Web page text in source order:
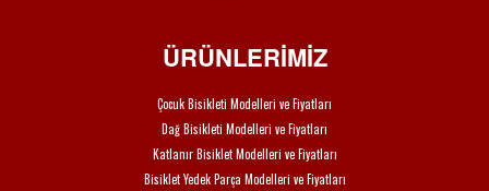
ÜRÜNLERİMİZ
Çocuk Bisikleti Modelleri ve Fiyatları
Dağ Bisikleti Modelleri ve Fiyatları
Katlanır Bisiklet Modelleri ve Fiyatları
Bisiklet Yedek Parça Modelleri ve Fiyatları